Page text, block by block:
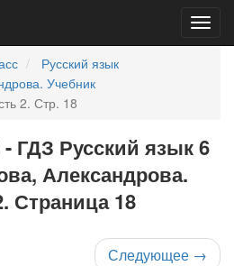
Русский язык
Учебник
2. Стр. 18
ГДЗ Русский язык 6
Александрова.
Страница 18
Следующее →